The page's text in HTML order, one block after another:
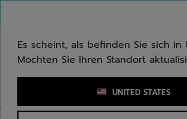
Stichwort oder Artikelnummer
Es scheint, als befinden Sie sich in
Möchten Sie Ihren Standort
UNITED STATES